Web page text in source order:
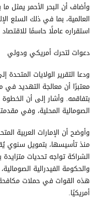
العالمية، بما في ذلك السلع
استقراره عاملًا حاسمًا
دعوات لتحرك أمريكي ودولي
ودعا التقرير الولايات المتحدة
معتبرًا أن معالجة التهديد
بتفاقمه. وأشار إلى أن
الصومالية المحلية، وفي
وأوضح أن الإمارات العربية
الشراكة تواجه تحديات
والحكومة الفيدرالية
هذه القوات في حملات مكافحة
أمريكيًا.